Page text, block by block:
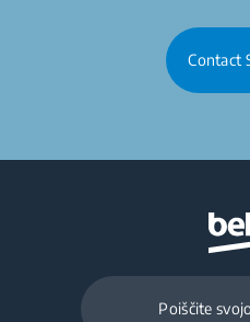
Contact
Poiščite